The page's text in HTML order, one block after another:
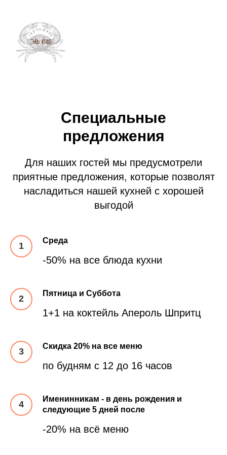
Специальные
предложения
Для наших гостей мы предусмотрели
приятные предложения, которые позволят
насладиться нашей кухней с хорошей
выгодой
Среда
-50% на все блюда кухни
Пятница и Суббота
1+1 на коктейль Апероль Шпритц
Скидка 20% на все меню
по будням с 12 до 16 часов
Именинникам - в день рождения и
следующие 5 дней после
-20% на всё меню